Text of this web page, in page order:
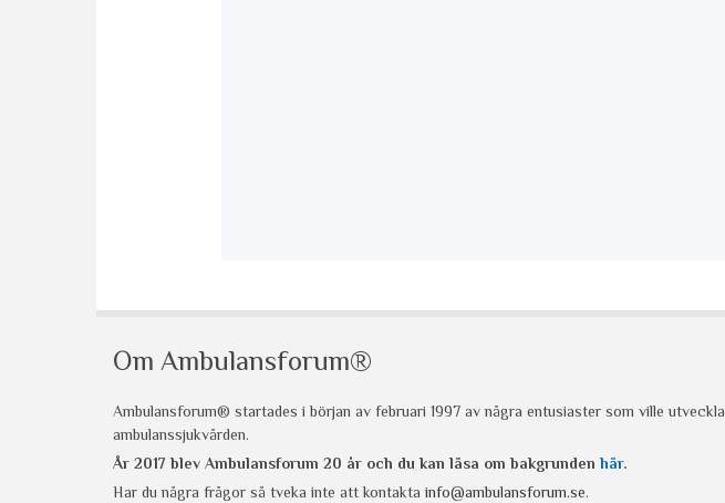
Om Ambulansforum®
Ambulansforum® startades i början av februari 1997 av några entusiaster som ville utveckla
ambulanssjukvården.
År 2017 blev Ambulansforum 20 år och du kan läsa om bakgrunden här.
Har du några frågor så tveka inte att kontakta info@ambulansforum.se.